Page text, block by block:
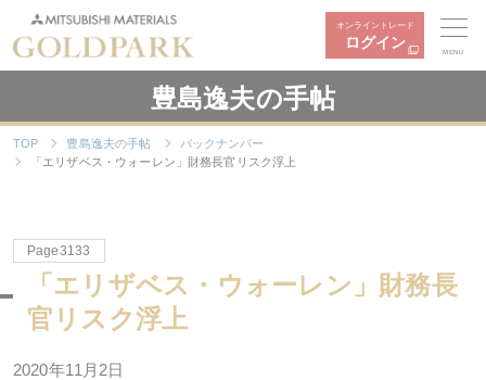
オンライントレード
ログイン
MENU
豊島逸夫の手帖
TOP 豊島逸夫の手帖
バックナンバー
「エリザベス・ウォーレン」財務長官リスク浮上
Page3133
「エリザベス・ウォーレン」財務長
官リスク浮上
2020年11月2日